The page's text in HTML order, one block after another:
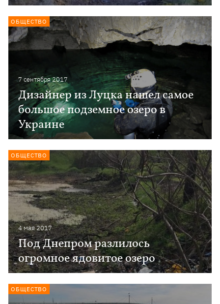
7 сентября 2017
Дизайнер из Луцка нашел самое
большое подземное озеро в
Украине
ОБЩЕСТВО
4 мая 2017
Под Днепром разлилось
огромное ядовитое озеро
ОБЩЕСТВО
ОБЩЕСТВО